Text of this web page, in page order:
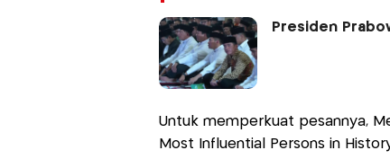
Presiden
Untuk memperkuat pesannya,
Most Influential Persons in